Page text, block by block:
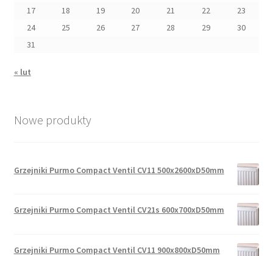
17
18 19 20 21 22
23
24
25 26 27 28 29
30
31
« lut
Nowe produkty
Grzejniki Purmo Compact Ventil CV11 500x2600xD50mm
Grzejniki Purmo Compact Ventil CV21s 600x700xD50mm
Grzejniki Purmo Compact Ventil CV11 900x800xD50mm